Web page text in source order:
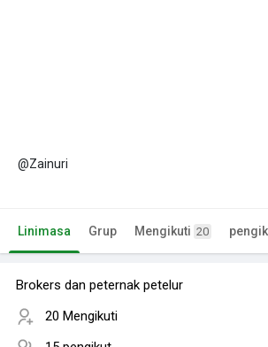
@Zainuri
Linimasa Grup Mengikuti 20
Brokers dan peternak petelur
20 Mengikuti